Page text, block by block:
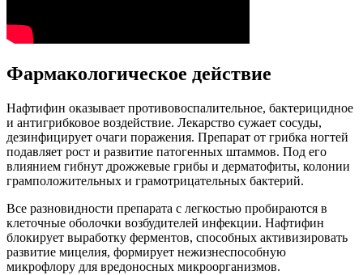
Фармакологическое действие
Нафтифин оказывает противовоспалительное, бактерицидное
и антигрибковое воздействие. Лекарство сужает сосуды,
дезинфицирует очаги поражения. Препарат от грибка ногтей
подавляет рост и развитие патогенных штаммов. Под его
влиянием гибнут дрожжевые грибы и дерматофиты, колонии
грамположительных и грамотрицательных бактерий.
Все разновидности препарата с легкостью пробираются в
клеточные оболочки возбудителей инфекции. Нафтифин
блокирует выработку ферментов, способных активизировать
развитие мицелия, формирует нежизнеспособную
микрофлору для вредоносных микроорганизмов.